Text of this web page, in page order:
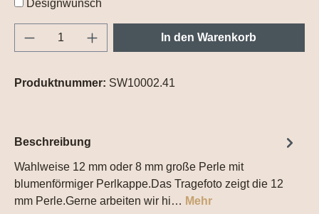
Designwunsch
Produkt Anzahl: Gib den gewünschten
In den Warenkorb
Produktnummer: SW10002.41
Beschreibung
Wahlweise 12 mm oder 8 mm große Perle mit
blumenförmiger Perlkappe.Das Tragefoto zeigt die 12
mm Perle.Gerne arbeiten wir hi… Mehr